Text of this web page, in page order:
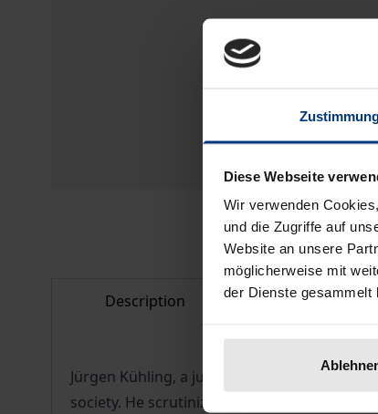
Diese Webseite
Wir verwenden
und die Zugriffe auf
Website an unsere
möglicherweise mit
der Dienste gesammelt
Description
Jürgen Kühling, a judge of the Federal
society. He scrutinized legal training, the